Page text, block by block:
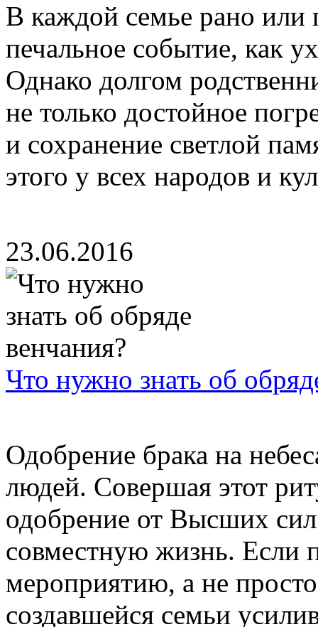
В каждой семье рано или
печальное событие, как
Однако долгом
не только достойное
и сохранение светлой
этого у всех народов и
23.06.2016
Что нужно знать об
Одобрение брака на
людей. Совершая этот
одобрение от Высших
совместную жизнь. Если
мероприятию, а не
создавшейся семьи